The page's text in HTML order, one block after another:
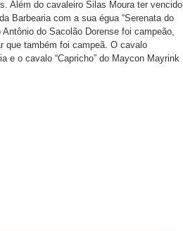
Além do cavaleiro Silas Moura ter vencido
Barbearia com a sua égua “Serenata do
do Sacolão Dorense foi campeão,
que também foi campeã. O cavalo
e o cavalo “Capricho” do Maycon Mayrink